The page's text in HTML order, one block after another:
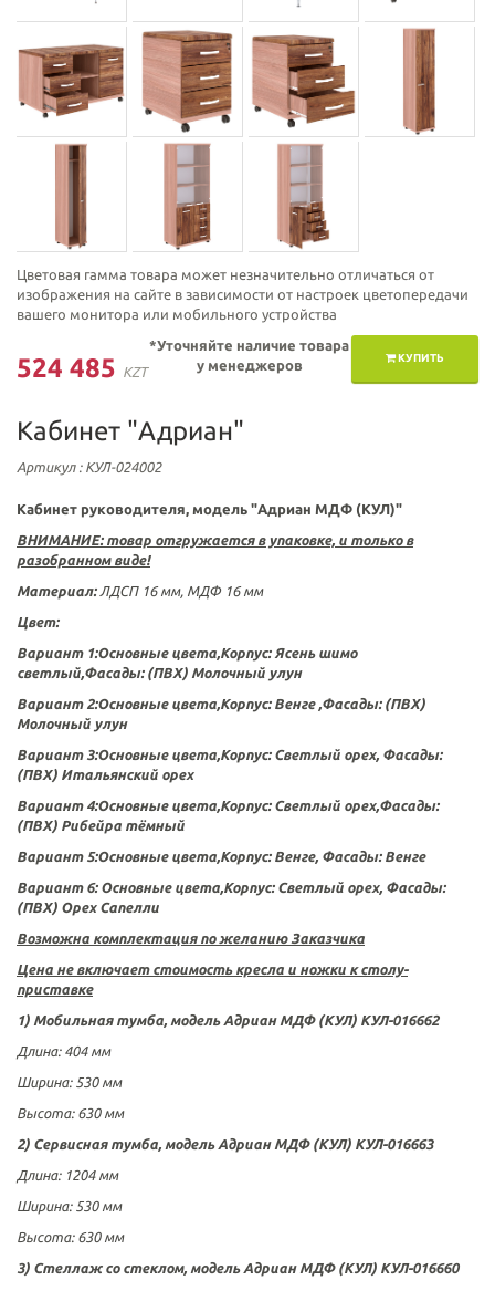
Цветовая гамма товара может незначительно отличаться от
изображения на сайте в зависимости от настроек цветопередачи
вашего монитора или мобильного устройства
524 485 KZT
КУПИТЬ
*Уточняйте наличие товара
у менеджеров
Кабинет "Адриан"
Артикул: КУЛ-024002
Кабинет руководителя, модель "Адриан МДФ (КУЛ)"
ВНИМАНИЕ: товар отгружается в упаковке, и только в
разобранном виде!
Материал:ЛДСП 16 мм, МДФ 16 мм
Цвет:
Вариант 1:Основные цвета,Корпус: Ясень шимо
светлый,Фасады: (ПВХ) Молочный улун
Вариант 2:Основные цвета,Корпус: Венге ,Фасады: (ПВХ)
Молочный улун
Вариант 3:Основные цвета,Корпус: Светлый орех, Фасады:
(ПВХ) Итальянский орех
Вариант 4:Основные цвета,Корпус: Светлый орех,Фасады:
(ПВХ) Рибейра тёмный
Вариант 5:Основные цвета,Корпус: Венге, Фасады: Венге
Вариант 6: Основные цвета,Корпус: Светлый орех, Фасады:
(ПВХ) Орех Сапелли
Возможна комплектация по желанию Заказчика
Цена не включает стоимость кресла и ножки к столу-
приставке
1) Мобильная тумба, модель Адриан МДФ (КУЛ) КУЛ-016662
Длина: 404 мм
Ширина: 530 мм
Высота: 630 мм
2) Сервисная тумба, модель Адриан МДФ (КУЛ) КУЛ-016663
Длина: 1204 мм
Ширина: 530 мм
Высота:630 мм
3) Стеллаж со стеклом, модель Адриан МДФ (КУЛ) КУЛ-016660